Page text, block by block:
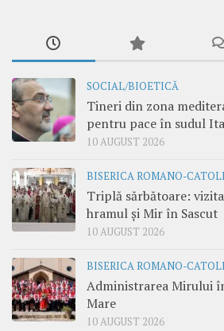
SOCIAL/BIOETICĂ
Tineri din zona
pentru pace în sudul
10 AUGUST 2026
BISERICA ROMANO-
Triplă sărbătoare:
hramul și Mir în Sascut
10 AUGUST 2026
BISERICA ROMANO-
Administrarea Mirului
Mare
10 AUGUST 2026